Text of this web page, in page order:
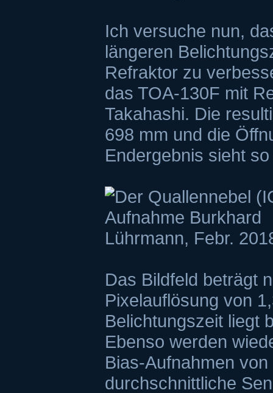
Ich versuche nun,
längeren
Refraktor zu
das TOA-130F mit
Takahashi. Die
698 mm und die
Endergebnis sieht
Das Bildfeld beträgt
Pixelauflösung von
Belichtungszeit liegt
Ebenso werden
Bias-Aufnahmen
durchschnittliche